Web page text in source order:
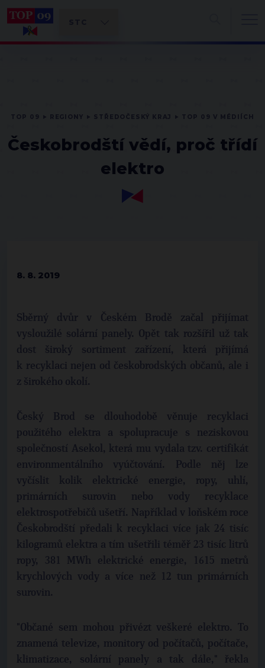
Českobrodští vědí, proč třídí
elektro
8. 8. 2019
Sběrný dvůr v Českém Brodě začal přijímat
vysloužilé solární panely. Opět tak rozšířil už tak
dost široký sortiment zařízení, která přijímá
k recyklaci nejen od českobrodských občanů, ale i
z širokého okolí.
Český Brod se dlouhodobě věnuje recyklaci
použitého elektra a spolupracuje s neziskovou
společností Asekol, která mu vydala tzv. certifikát
environmentálního vyúčtování. Podle něj lze
vyčíslit kolik elektrické energie, ropy, uhlí,
primárních surovin nebo vody recyklace
elektrospotřebičů ušetří. Například v loňském roce
Českobrodští předali k recyklaci více jak 24 tisíc
kilogramů elektra a tím ušetřili téměř 23 tisíc litrů
ropy, 381 MWh elektrické energie, 1615 metrů
krychlových vody a více než 12 tun primárních
surovin.
"Občané sem mohou přivézt veškeré elektro. To
znamená televize, monitory od počítačů, počítače,
klimatizace, solární panely a tak dále," řekla